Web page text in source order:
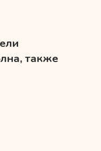
также